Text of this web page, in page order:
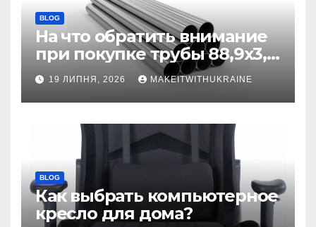
BLOG
На что обратить внимание
при покупке трубы 88,9х3,2
бесшовной
19 ЛИПНЯ, 2026 MAKEITWITHUKRAINE
BLOG
Как выбрать компьютерное
кресло для дома?